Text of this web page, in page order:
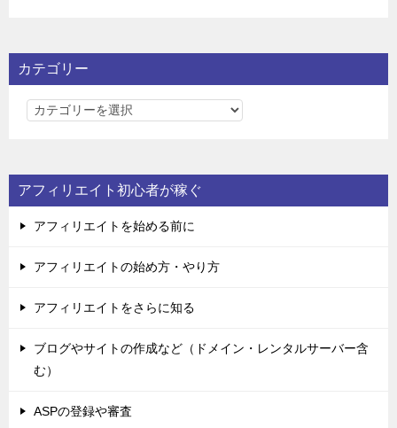
カテゴリー
カ
リ
ー
アフィリエイト初心者が稼ぐ
アフィリエイトを始める前に
アフィリエイトの始め方・やり方
アフィリエイトをさらに知る
ブログやサイトの作成など（ドメイン・レンタルサーバー含
む）
ASPの登録や審査